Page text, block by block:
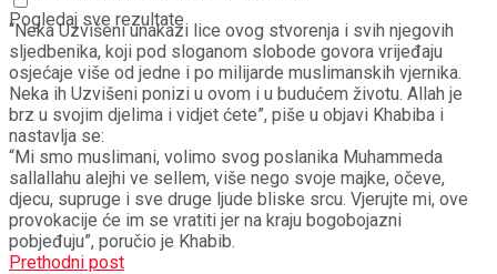
Pogledaj sve rezultate
“Neka Uzvišeni unakazi lice ovog stvorenja i svih njegovih
sljedbenika, koji pod sloganom slobode govora vrijeđaju
osjećaje više od jedne i po milijarde muslimanskih vjernika.
Neka ih Uzvišeni ponizi u ovom i u budućem životu. Allah je
brz u svojim djelima i vidjet ćete”, piše u objavi Khabiba i
nastavlja se:
“Mi smo muslimani, volimo svog poslanika Muhammeda
sallallahu alejhi ve sellem, više nego svoje majke, očeve,
djecu, supruge i sve druge ljude bliske srcu. Vjerujte mi, ove
provokacije će im se vratiti jer na kraju bogobojazni
pobjeđuju”, poručio je Khabib.
Prethodni post